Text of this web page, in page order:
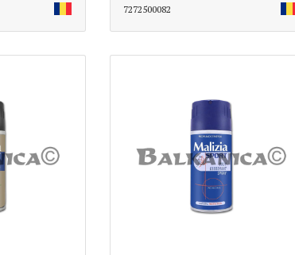
7272500082